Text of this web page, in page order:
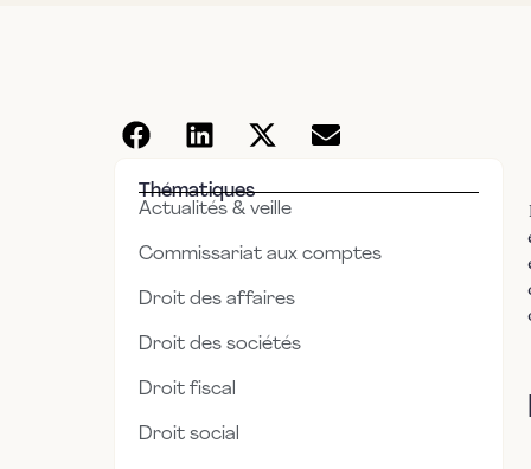
Thématiques
Actualités & veille
Commissariat aux comptes
Droit des affaires
Droit des sociétés
Droit fiscal
Droit social